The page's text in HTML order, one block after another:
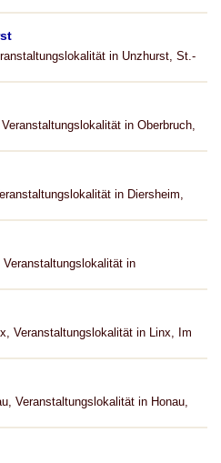
in Unzhurst, St.-
in Oberbruch,
in Diersheim,
in
Veranstaltungslokalität in Linx, Im
Veranstaltungslokalität in Honau,